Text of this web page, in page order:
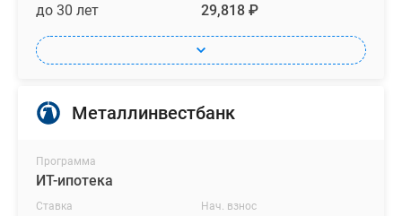
до 30 лет 29,818 ₽
Металлинвестбанк
Программа
ИТ-ипотека
Ставка Нач. взнос